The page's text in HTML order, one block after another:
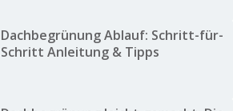
Dachbegrünung Ablauf: Schritt-für-
Schritt Anleitung & Tipps